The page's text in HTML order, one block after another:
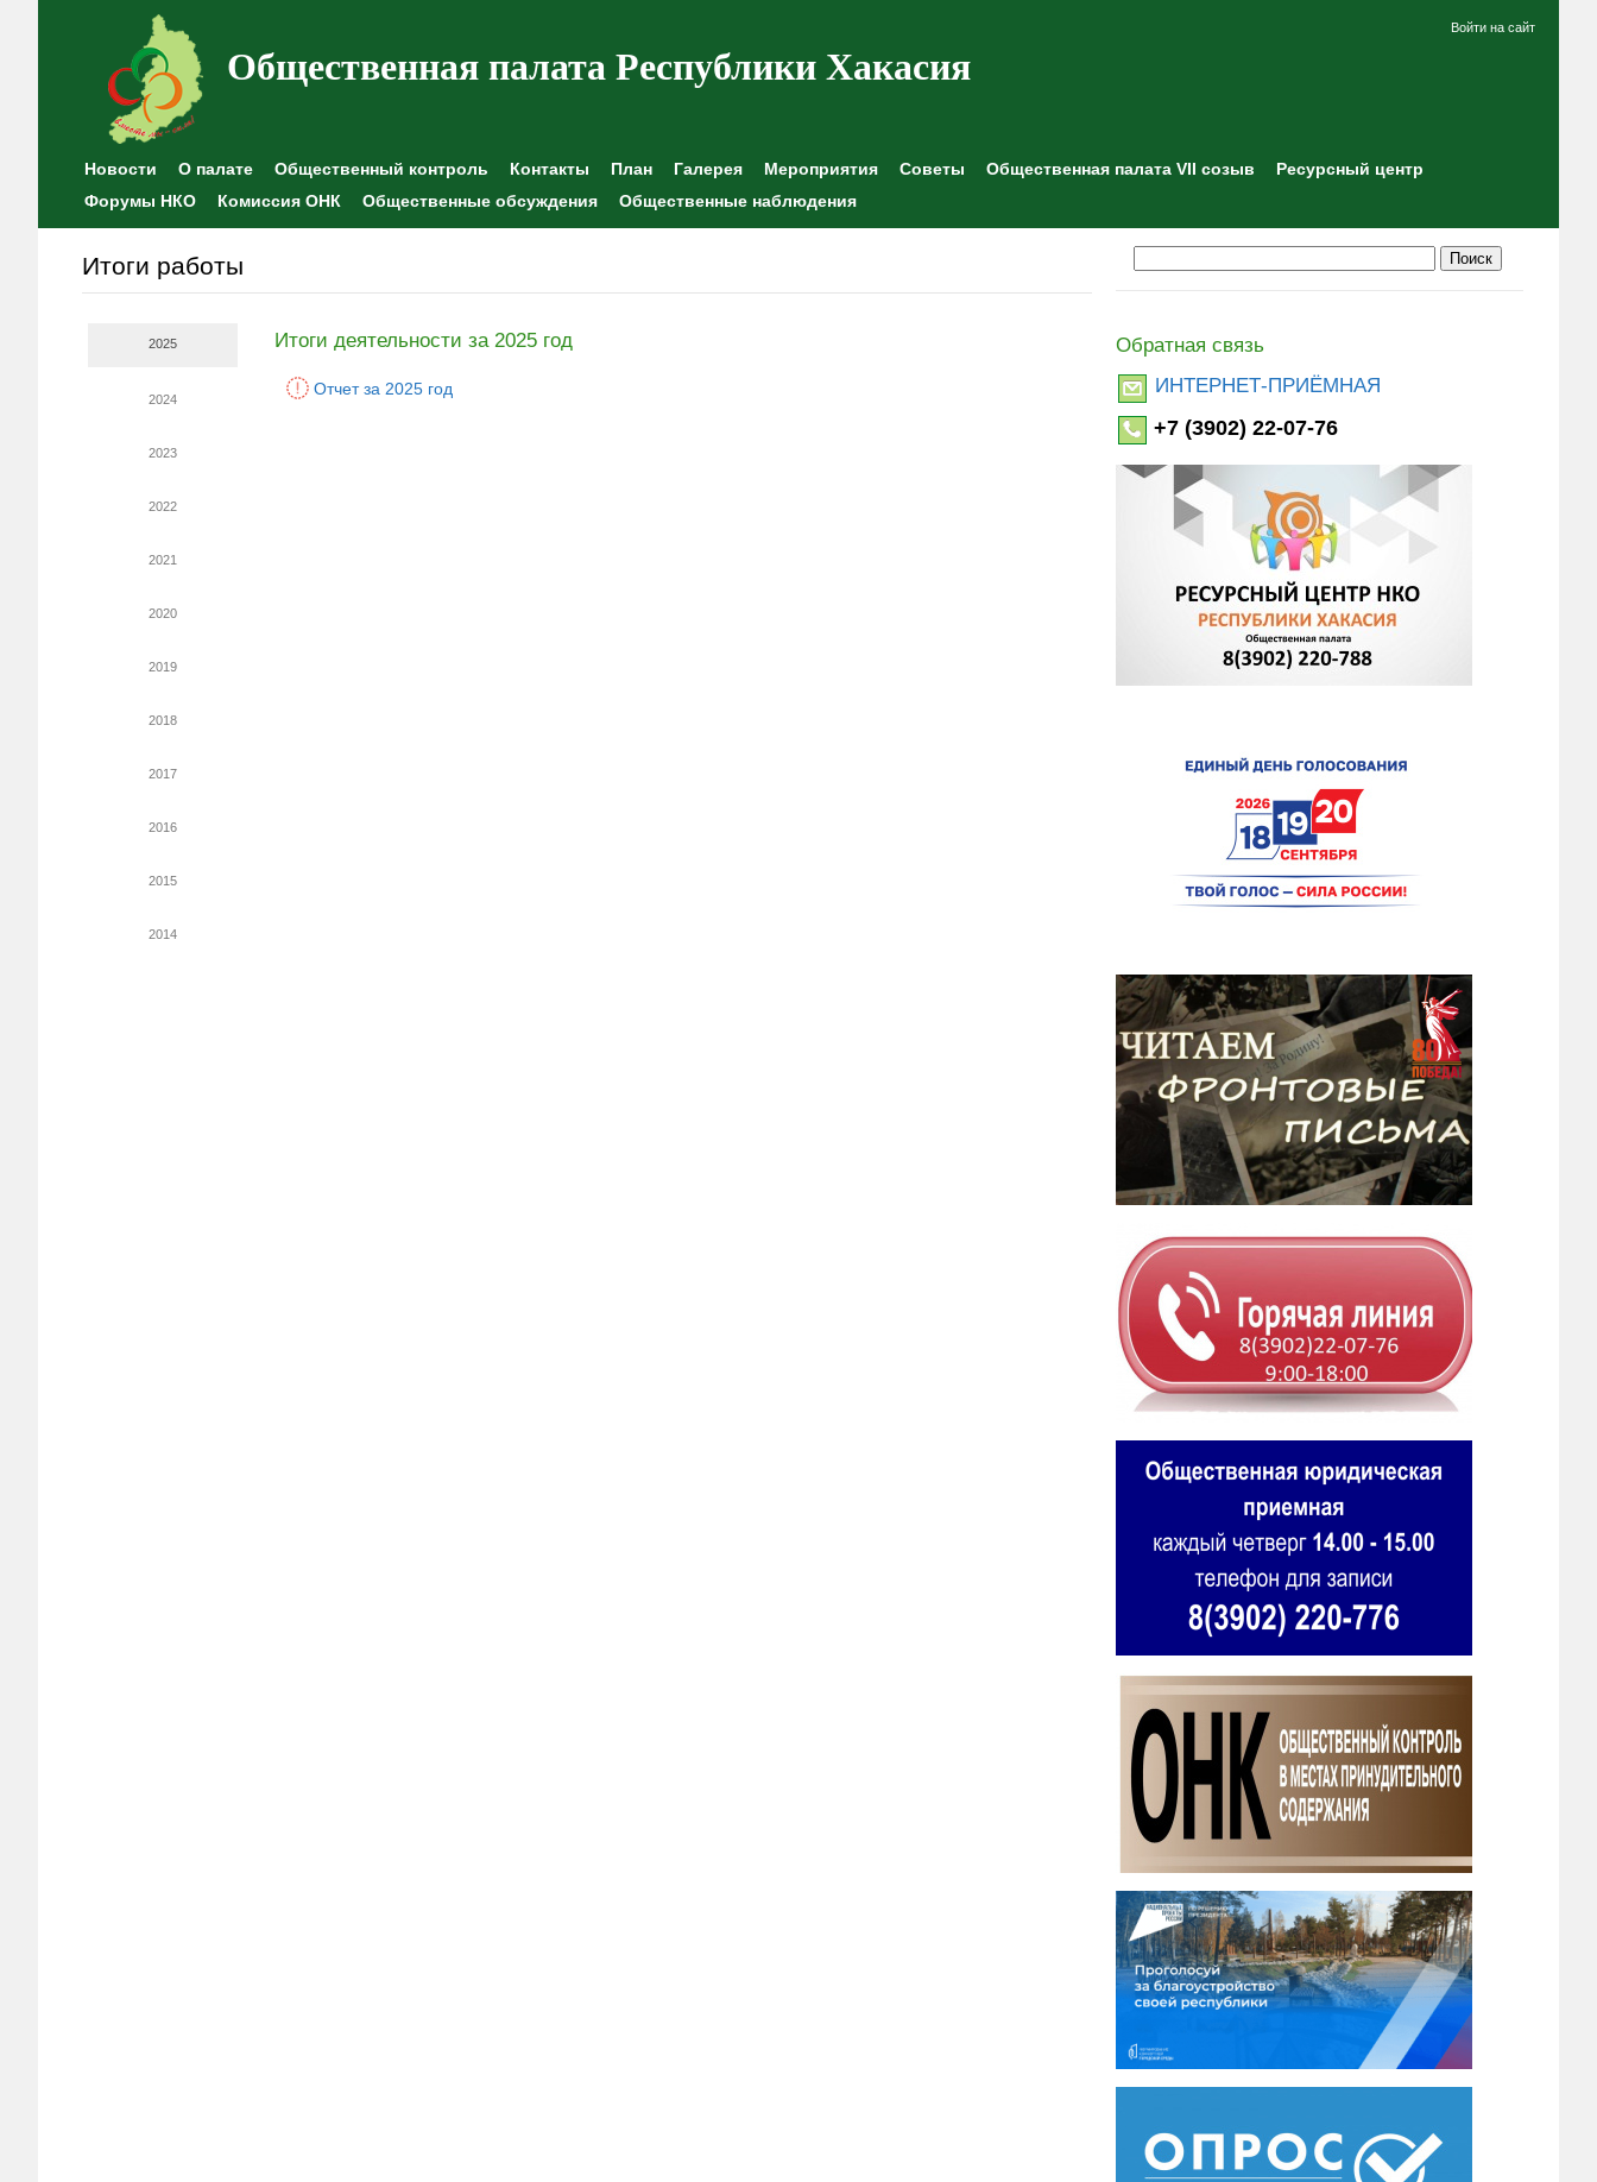
Общественная палата Республики Хакасия
Войти на сайт
Новости О палате Общественный контроль Контакты План Галерея Мероприятия Советы Общественная палата VII созыв
Ресурсный центр
Форумы НКО
Комиссия ОНК Общественные обсуждения Общественные наблюдения
Итоги работы
2025
2024
2023
2022
2021
2020
2019
2018
2017
2016
2015
2014
Итоги деятельности за 2025 год
Отчет за 2025 год
Обратная связь
ИНТЕРНЕТ-ПРИЁМНАЯ
+7 (3902) 22-07-76